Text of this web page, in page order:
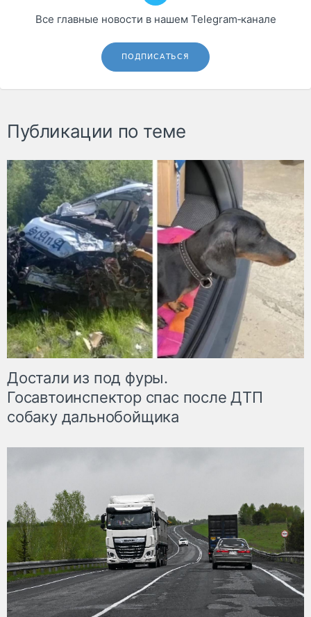
Все главные новости в нашем Telegram‑канале
ПОДПИСАТЬСЯ
Публикации по теме
Достали из под фуры.
Госавтоинспектор спас после ДТП
собаку дальнобойщика